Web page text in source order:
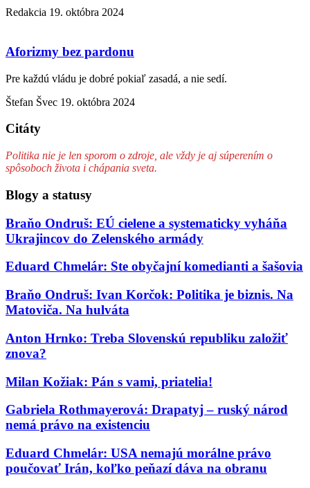
Redakcia 19. októbra 2024
Aforizmy bez pardonu
Pre každú vládu je dobré pokiaľ zasadá, a nie sedí.
Štefan Švec 19. októbra 2024
Citáty
Politika nie je len sporom o zdroje, ale vždy je aj súperením o
spôsoboch života i chápania sveta.
Blogy a statusy
Braňo Ondruš: EÚ cielene a systematicky vyháňa
Ukrajincov do Zelenského armády
Eduard Chmelár: Ste obyčajní komedianti a šašovia
Braňo Ondruš: Ivan Korčok: Politika je biznis. Na
Matoviča. Na hulváta
Anton Hrnko: Treba Slovenskú republiku založiť
znova?
Milan Kožiak: Pán s vami, priatelia!
Gabriela Rothmayerová: Drapatyj – ruský národ
nemá právo na existenciu
Eduard Chmelár: USA nemajú morálne právo
poučovať Irán, koľko peňazí dáva na obranu